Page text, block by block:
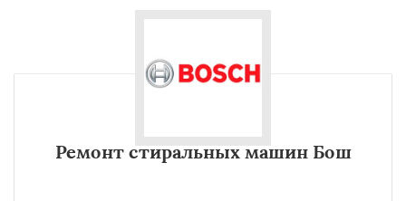
Ремонт стиральных машин Бош